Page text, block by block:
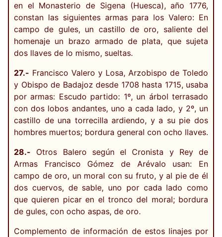
en el Monasterio de Sigena (Huesca), año 1776,
constan las siguientes armas para los Valero: En
campo de gules, un castillo de oro, saliente del
homenaje un brazo armado de plata, que sujeta
dos llaves de lo mismo, sueltas.
27.- Francisco Valero y Losa, Arzobispo de Toledo
y Obispo de Badajoz desde 1708 hasta 1715, usaba
por armas: Escudo partido: 1º, un árbol terrasado
con dos lobos andantes, uno a cada lado, y 2º, un
castillo de una torrecilla ardiendo, y a su pie dos
hombres muertos; bordura general con ocho llaves.
28.- Otros Balero según el Cronista y Rey de
Armas Francisco Gómez de Arévalo usan: En
campo de oro, un moral con su fruto, y al pie de él
dos cuervos, de sable, uno por cada lado como
que quieren picar en el tronco del moral; bordura
de gules, con ocho aspas, de oro.
Complemento de información de estos linajes por